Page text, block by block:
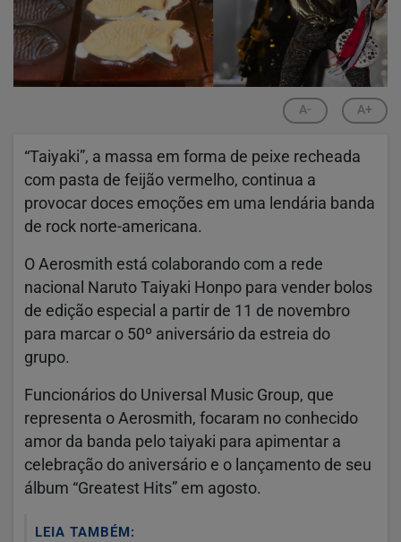
A- A+
“Taiyaki”, a massa em forma de peixe recheada
com pasta de feijão vermelho, continua a
provocar doces emoções em uma lendária banda
de rock norte-americana.
O Aerosmith está colaborando com a rede
nacional Naruto Taiyaki Honpo para vender bolos
de edição especial a partir de 11 de novembro
para marcar o 50º aniversário da estreia do
grupo.
Funcionários do Universal Music Group, que
representa o Aerosmith, focaram no conhecido
amor da banda pelo taiyaki para apimentar a
celebração do aniversário e o lançamento de seu
álbum “Greatest Hits” em agosto.
LEIA TAMBÉM: